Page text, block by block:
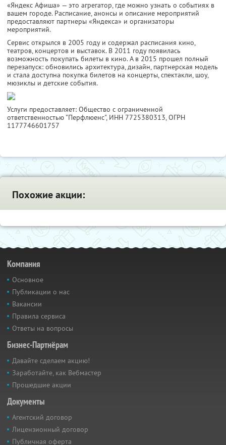
«Яндекс Афиша» — это агрегатор, где можно узнать о событиях в
вашем городе. Расписание, анонсы и описание мероприятий
предоставляют партнеры «Яндекса» и организаторы
мероприятий.
Сервис открылся в 2005 году и содержал расписания кино,
театров, концертов и выставок. В 2011 году появилась
возможность покупать билеты в кино. А в 2015 прошел полный
перезапуск: обновились архитектура, дизайн, партнерская модель
и стала доступна покупка билетов на концерты, спектакли, шоу,
мюзиклы и детские события.
Услуги предоставляет: Общество с ограниченной
ответственностью "Перфлюенс", ИНН 7725380313, ОГРН
1177746601757
Похожие акции:
Компания
Основное
Публикации о нас
Вакансии
Правила сервиса
Ответы на вопросы
Бизнес-Партнёрам
Давайте сделаем акцию!
Заработайте, как Вебмастер
Прошедшие акции
Документы
Агентский договор
Лицензионный договор
Публичная оферта